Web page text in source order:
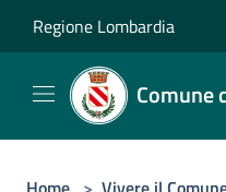
Regione Lombardia
Comune